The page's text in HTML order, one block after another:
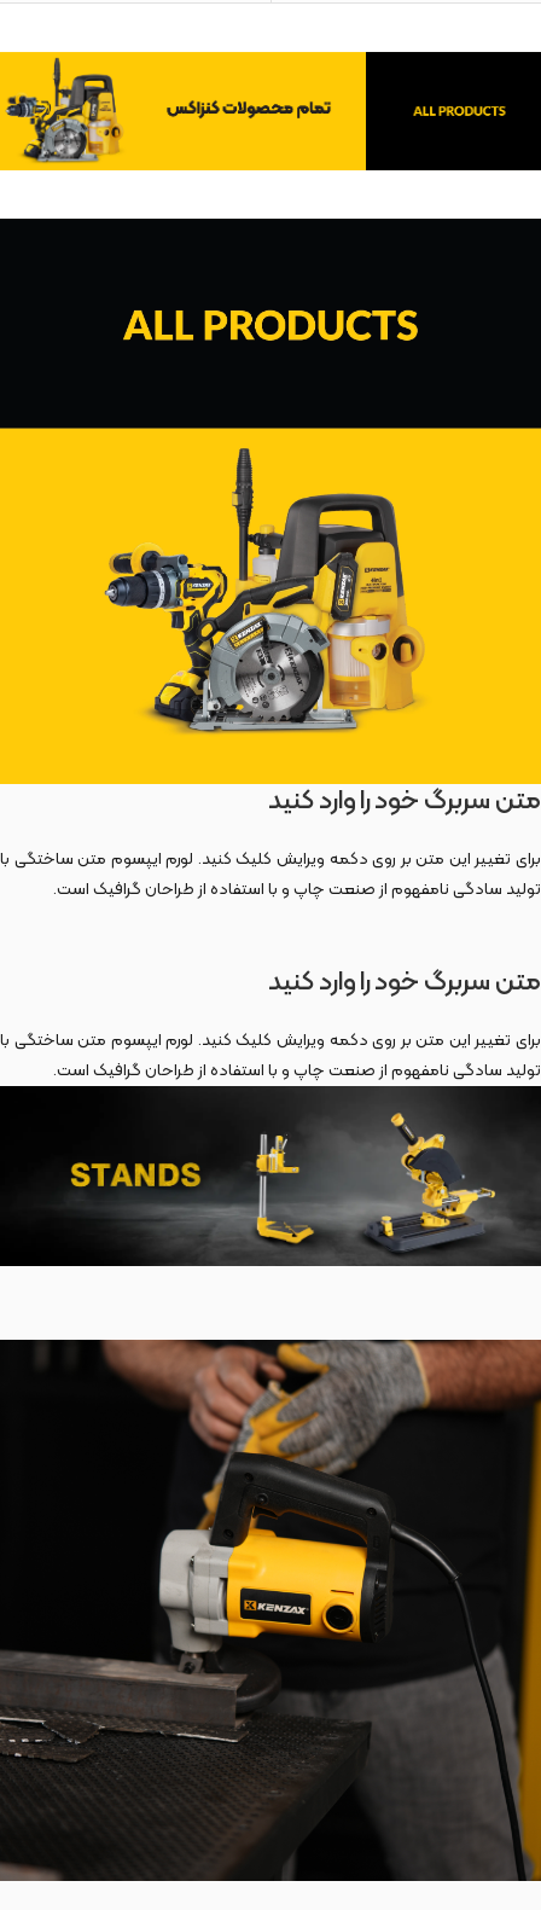
متن سربرگ خود را وارد کنید
برای تغییر این متن بر روی دکمه ویرایش کلیک کنید. لورم ایپسوم متن ساختگی با
تولید سادگی نامفهوم از صنعت چاپ و با استفاده از طراحان گرافیک است.
متن سربرگ خود را وارد کنید
برای تغییر این متن بر روی دکمه ویرایش کلیک کنید. لورم ایپسوم متن ساختگی با
تولید سادگی نامفهوم از صنعت چاپ و با استفاده از طراحان گرافیک است.